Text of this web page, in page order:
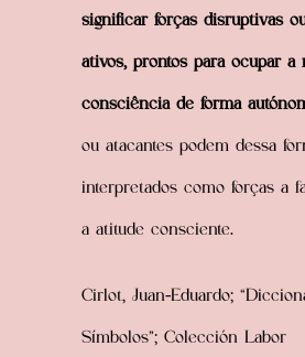
significar forças disruptivas
ativos, prontos para ocupar a
consciência de forma
ou atacantes podem dessa
interpretados como forças a
a atitude consciente.
Cirlot, Juan-Eduardo;
Símbolos”; Colección Labor